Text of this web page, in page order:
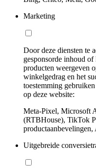
Marketing
Door deze diensten te
gesponsorde inhoud
producten weergeven
winkelgedrag en het
toestemming
op deze website:
Meta-Pixel, Microsoft
(RTBHouse), TikTok
productaanbevelingen,
Uitgebreide